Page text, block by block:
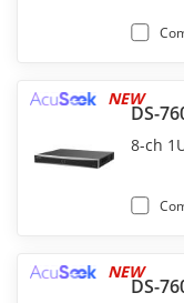
DS-
NEW
8-ch
DS-
NEW